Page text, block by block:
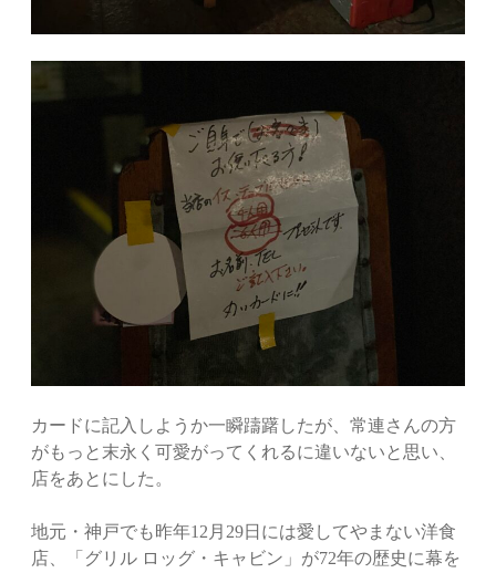
カードに記入しようか一瞬躊躇したが、常連さんの方
がもっと末永く可愛がってくれるに違いないと思い、
店をあとにした。
地元・神戸でも昨年12月29日には愛してやまない洋食
店、「グリル ロッグ・キャビン」が72年の歴史に幕を